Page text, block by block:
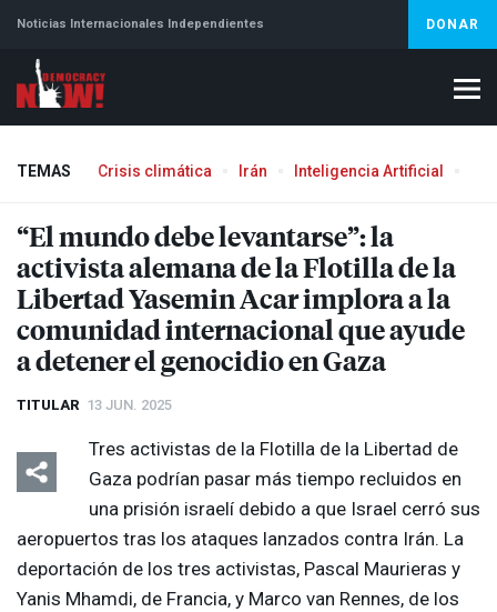
Noticias Internacionales Independientes DONAR
TEMAS Crisis climática Irán Inteligencia Artificial
“El mundo debe levantarse”: la
activista alemana de la Flotilla de la
Libertad Yasemin Acar implora a la
comunidad internacional que ayude
a detener el genocidio en Gaza
TITULAR 13 JUN. 2025
Tres activistas de la Flotilla de la Libertad de
Gaza podrían pasar más tiempo recluidos en
una prisión israelí debido a que Israel cerró sus
aeropuertos tras los ataques lanzados contra Irán. La
deportación de los tres activistas, Pascal Maurieras y
Yanis Mhamdi, de Francia, y Marco van Rennes, de los